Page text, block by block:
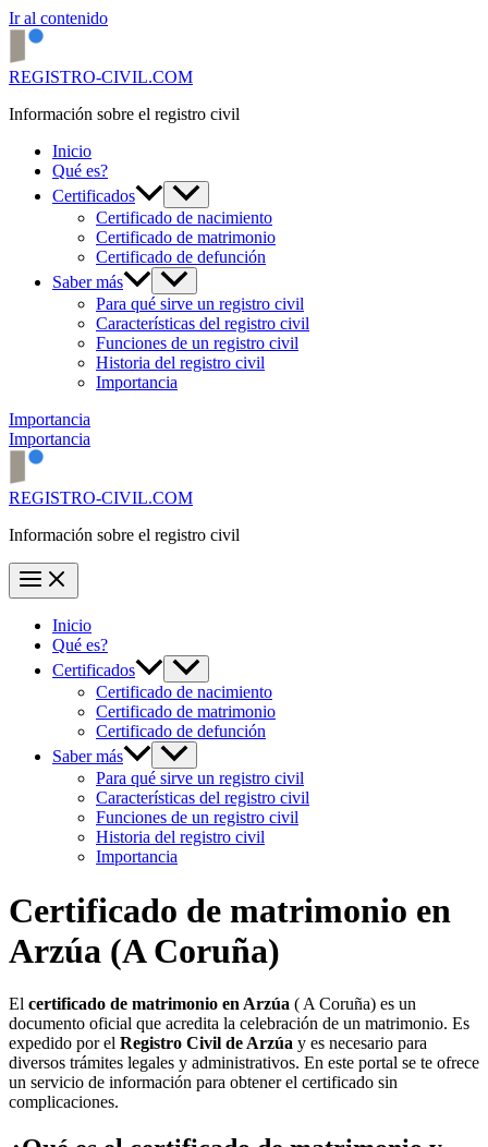
Ir al contenido
REGISTRO-CIVIL.COM
Información sobre el registro civil
Inicio
Qué es?
Certificados
Certificado de nacimiento
Certificado de matrimonio
Certificado de defunción
Saber más
Para qué sirve un registro civil
Características del registro civil
Funciones de un registro civil
Historia del registro civil
Importancia
Importancia
Importancia
REGISTRO-CIVIL.COM
Información sobre el registro civil
Inicio
Qué es?
Certificados
Certificado de nacimiento
Certificado de matrimonio
Certificado de defunción
Saber más
Para qué sirve un registro civil
Características del registro civil
Funciones de un registro civil
Historia del registro civil
Importancia
Certificado de matrimonio en
Arzúa (A Coruña)
El certificado de matrimonio en Arzúa ( A Coruña) es un
documento oficial que acredita la celebración de un matrimonio. Es
expedido por el Registro Civil de Arzúa y es necesario para
diversos trámites legales y administrativos. En este portal se te ofrece
un servicio de información para obtener el certificado sin
complicaciones.